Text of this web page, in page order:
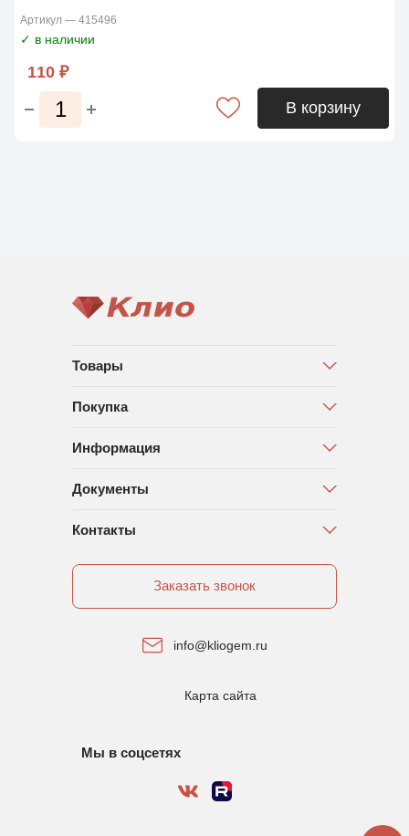
Артикул — 415496
✓ в наличии
110 ₽
В корзину
Товары
Покупка
Информация
Документы
Контакты
Заказать звонок
info@kliogem.ru
Карта сайта
Мы в соцсетях